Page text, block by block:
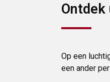
Op een
een ander